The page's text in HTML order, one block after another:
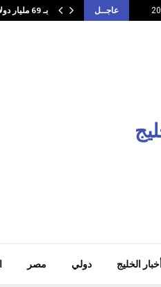
عاجــل بـ 69 مليار دولار كعائدات سنوية.. تطبيقات…
أخبار الخليج دولي مصر